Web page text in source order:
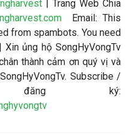
| Trang Web Chia
Email: This
from spambots. You need
| Xin ủng hộ SongHyVongTv
thành cảm ơn quý vị và
Subscribe /
ký: